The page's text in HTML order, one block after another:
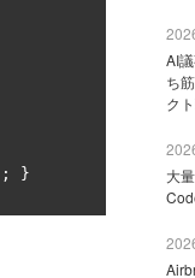
;
}
AI
ち
ク
大